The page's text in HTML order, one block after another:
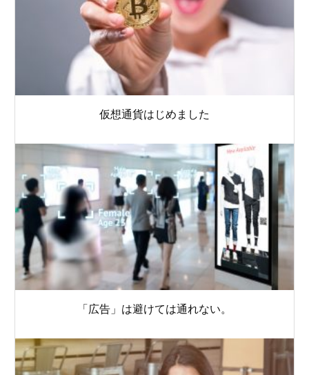
仮想通貨はじめました
「広告」は避けては通れない。